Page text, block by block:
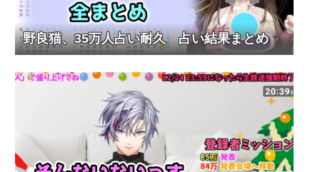
野良猫、35万人占い耐久 占い結果まとめ